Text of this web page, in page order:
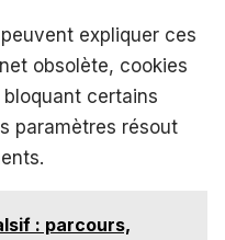
expliquer ces
obsolète, cookies
certains
paramètres résout
: parcours,